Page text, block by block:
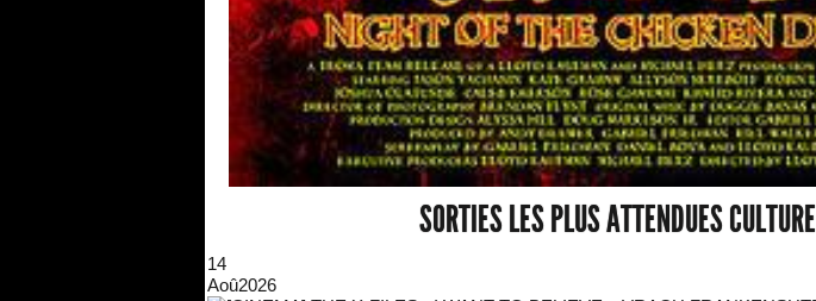
SORTIES LES PLUS ATTENDUES CULTURE
14
Aoû2026